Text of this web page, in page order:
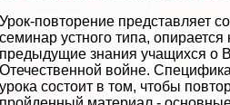
Урок-повторение представляет
семинар устного типа, опирается
предыдущие знания учащихся о
Отечественной войне.
урока состоит в том, чтобы